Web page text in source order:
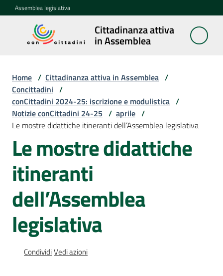
Vai al contenuto
Vai alla navigazione
Vai al footer
Assemblea legislativa
Cittadinanza attiva
in Assemblea
Cittadinanza
attiva in
Concittadini
Menu selezionato
Porte
aperte
in
Assemblea
Mostre
itineranti
Percorsi
memoria
Home / Cittadinanza attiva in Assemblea /
Concittadini /
conCittadini 2024-25: iscrizione e modulistica /
Notizie conCittadini 24-25 / aprile /
Le mostre didattiche itineranti dell’Assemblea legislativa
Le mostre didattiche
itineranti
dell’Assemblea
legislativa
CondividiVedi azioni